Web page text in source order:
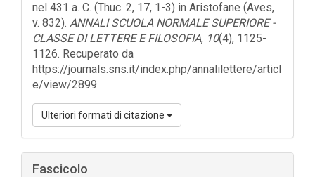
nel 431 a. C. (Thuc. 2, 17, 1-3) in Aristofane (Aves,
v. 832). ANNALI SCUOLA NORMALE SUPERIORE -
CLASSE DI LETTERE E FILOSOFIA, 10(4), 1125-
1126. Recuperato da
https://journals.sns.it/index.php/annalilettere/articl
e/view/2899
Ulteriori formati di citazione
Fascicolo